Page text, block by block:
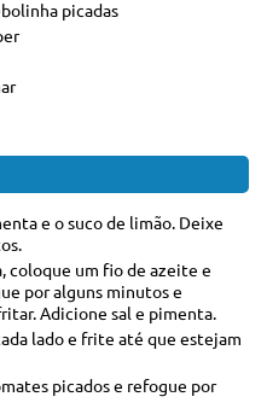
picadas
e o suco de limão. Deixe
coloque um fio de azeite e
por alguns minutos e
Adicione sal e pimenta.
lado e frite até que estejam
picados e refogue por